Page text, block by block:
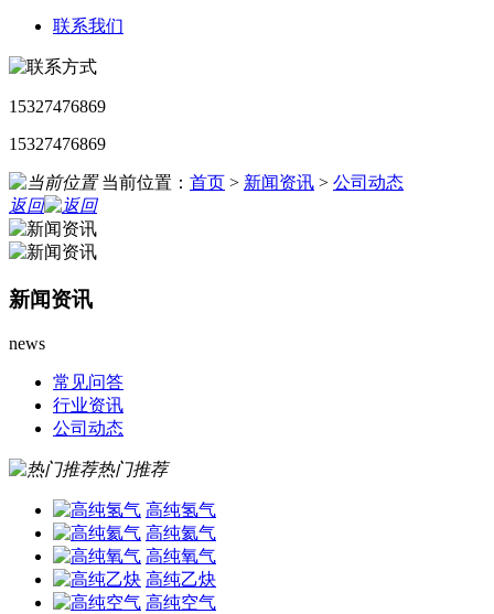
联系我们
15327476869
15327476869
当前位置： 首页 > 新闻资讯 > 公司动态
返回
新闻资讯
news
常见问答
行业资讯
公司动态
热门推荐
高纯氢气
高纯氦气
高纯氧气
高纯乙炔
高纯空气